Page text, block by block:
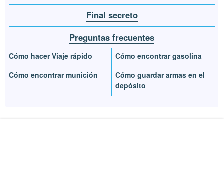
Final secreto
Preguntas frecuentes
Cómo hacer Viaje rápido
Cómo encontrar munición
Cómo encontrar gasolina
Cómo guardar armas en el
depósito